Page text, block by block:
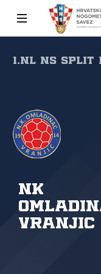
1.NL NS
NK
Vranjic